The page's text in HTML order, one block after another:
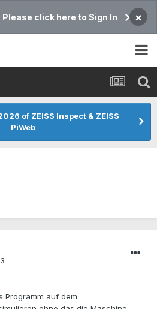
Please click here to Sign In ×
of ZEISS Inspect & ZEISS
PiWeb
Programm auf dem